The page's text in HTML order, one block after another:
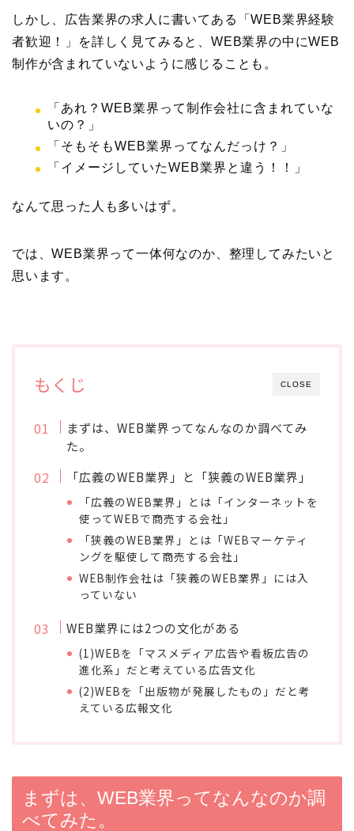
しかし、広告業界の求人に書いてある「WEB業界経験
者歓迎！」を詳しく見てみると、WEB業界の中にWEB
制作が含まれていないように感じることも。
「あれ？WEB業界って制作会社に含まれていな
いの？」
「そもそもWEB業界ってなんだっけ？」
「イメージしていたWEB業界と違う！！」
なんて思った人も多いはず。
では、WEB業界って一体何なのか、整理してみたいと
思います。
CLOSE
もくじ
まずは、WEB業界ってなんなのか調べてみ
た。
「広義のWEB業界」と「狭義のWEB業界」
「広義のWEB業界」とは「インターネットを
使ってWEBで商売する会社」
「狭義のWEB業界」とは「WEBマーケティ
ングを駆使して商売する会社」
WEB制作会社は「狭義のWEB業界」には入
っていない
WEB業界には2つの文化がある
(1)WEBを「マスメディア広告や看板広告の
進化系」だと考えている広告文化
(2)WEBを「出版物が発展したもの」だと考
えている広報文化
まずは、WEB業界ってなんなのか調
べてみた。